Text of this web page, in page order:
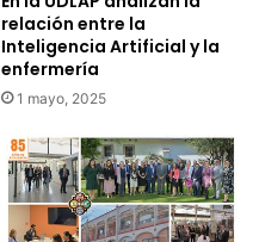
relación entre la
Inteligencia Artificial y la
enfermería
1 mayo, 2025